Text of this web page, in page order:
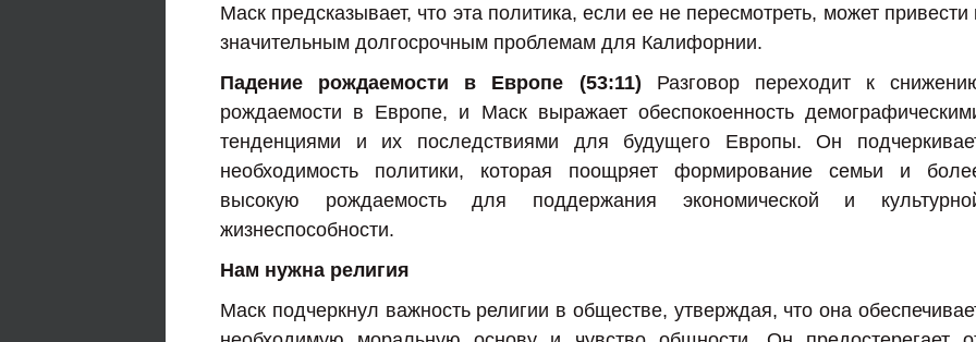
Маск предсказывает, что эта политика, если ее не пересмотреть, может привести
значительным долгосрочным проблемам для Калифорнии.
Падение рождаемости в Европе (53:11) Разговор переходит к
рождаемости в Европе, и Маск выражает обеспокоенность
тенденциями и их последствиями для будущего Европы. Он
необходимость политики, которая поощряет формирование семьи и
высокую рождаемость для поддержания экономической и
жизнеспособности.
Нам нужна религия
Маск подчеркнул важность религии в обществе, утверждая, что она